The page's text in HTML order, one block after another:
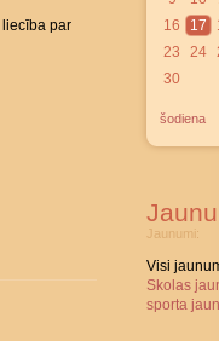
liecība par
16
17
23
24
30
šodiena
Jaunumi:
Visi
Skolas
sporta